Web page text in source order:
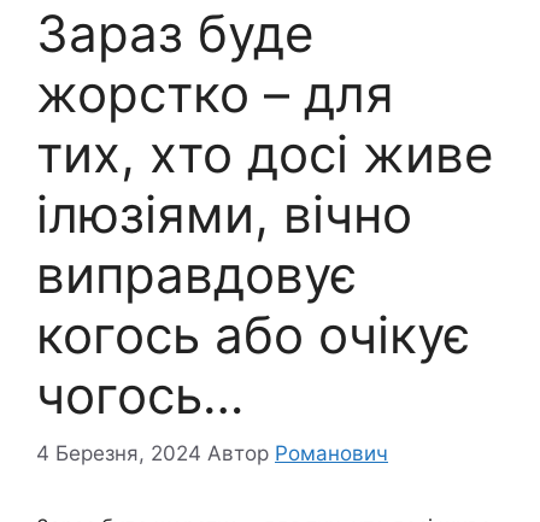
Зараз буде
жорстко – для
тих, хто досі живе
ілюзіями, вічно
виправдовує
когось або очікує
чогось…
4 Березня, 2024 Автор Романович